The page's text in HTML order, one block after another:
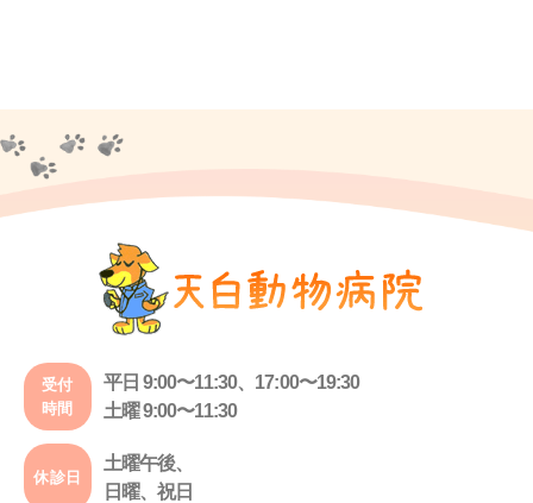
受付
時間
平日 9:00〜11:30、17:00〜19:30
土曜 9:00〜11:30
休診日
土曜午後、
日曜、祝日